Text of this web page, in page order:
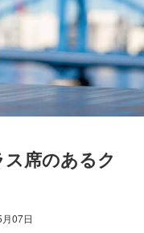
ス席のあるク
07日